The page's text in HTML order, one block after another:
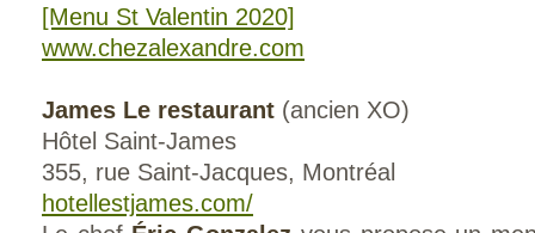
[Menu St Valentin 2020]
www.chezalexandre.com
James Le restaurant (ancien XO)
Hôtel Saint-James
355, rue Saint-Jacques, Montréal
hotellestjames.com/